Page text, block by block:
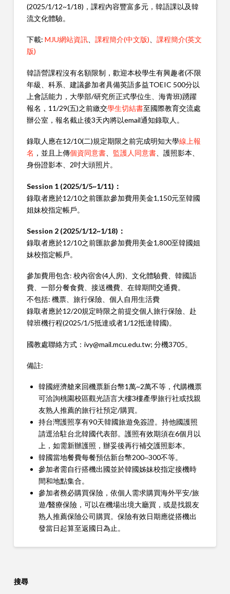
(2025/1/12~1/18)，課程內容豐富多元，韓語課以及韓
流文化體驗。
下載: MJU網站資訊、 課程簡介(中文版)、 課程簡介(英文
版)
韓語營課程沒有名額限制，歡迎本校學生有興趣者(不限
年級、科系、建議參加者具備英語多益TOEIC 500分以
上會話能力，大學部/研究所正式學位生、海青班)踴躍
報名，11/29(五)之前繳交學生切結書至國際教育交流處
辦公室，報名截止後3天內將以email通知錄取人。
錄取人應在12/10(二)規定期限之前完成明知大學線上報
名 ，並且上傳個資同意書、 監護人同意書、護照影本、
身份證影本、2吋大頭照片。
Session 1 (2025/1/5~1/11) ：
錄取者應於12/10之前匯款參加費用美金1,150元至韓國
姐妹校指定帳戶。
Session 2 (2025/1/12~1/18) ：
錄取者應於12/10之前匯款參加費用美金1,800至韓國姐
妹校指定帳戶。
參加費用包含: 校內宿舍(4人房)、文化體驗費、韓國語
費、一部分餐食費、接送機費、在韓期間交通費。
不包括: 機票、旅行保險、個人自用生活費
錄取者應於12/20規定時限之前提交個人旅行保險、赴
韓班機行程(2025/1/5抵達或者1/12抵達韓國)。
國教處聯絡方式：ivy@mail.mcu.edu.tw; 分機3705。
備註:
韓國經濟艙來回機票新台幣1萬~2萬不等，代購機票
可洽詢桃園校區觀光語言大樓3樓產學旅行社或找親
友熟人推薦的旅行社預定/購買。
持台灣護照享有90天韓國旅遊免簽證。持他國護照
請逕洽駐台北韓國代表部。護照有效期須在6個月以
上，如需新辦護照，辦妥後再行補交護照影本。
韓國當地餐費每餐預估新台幣200~300不等。
參加者需自行搭機出國並於韓國姊妹校指定接機時
間和地點集合。
參加者務必購買保險，依個人需求​購​買海外平安/旅
遊/醫療保險，可以在機場出境大廳買，或是​找親友
熟人推薦保險公司購買。保險有效日期應從搭機出
發當日起算至返國日為止。
搜尋